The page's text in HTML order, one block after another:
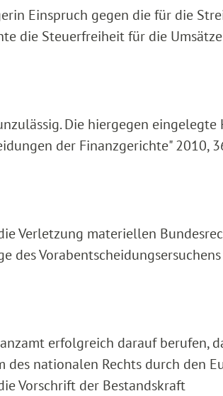
Einspruch gegen die für die
die Steuerfreiheit für die
Die hiergegen eingelegte
der Finanzgerichte" 2010,
Verletzung materiellen
des Vorabentscheidungsersuchens
erfolgreich darauf berufen,
nationalen Rechts durch den
Vorschrift der Bestandskraft